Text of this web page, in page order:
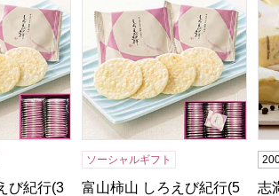
び紀行(3
ソーシャルギフト
富山柿山 しろえび紀行(5
志